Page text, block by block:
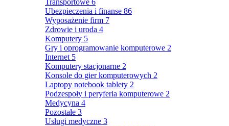
Transportowe 6
Ubezpieczenia i finanse 86
Wyposażenie firm 7
Zdrowie i uroda 4
Komputery 5
Gry i oprogramowanie komputerowe 2
Internet 5
Komputery stacjonarne 2
Konsole do gier komputerowych 2
Laptopy notebook tablety 2
Podzespoły i peryferia komputerowe 2
Medycyna 4
Pozostałe 3
Usługi medyczne 3